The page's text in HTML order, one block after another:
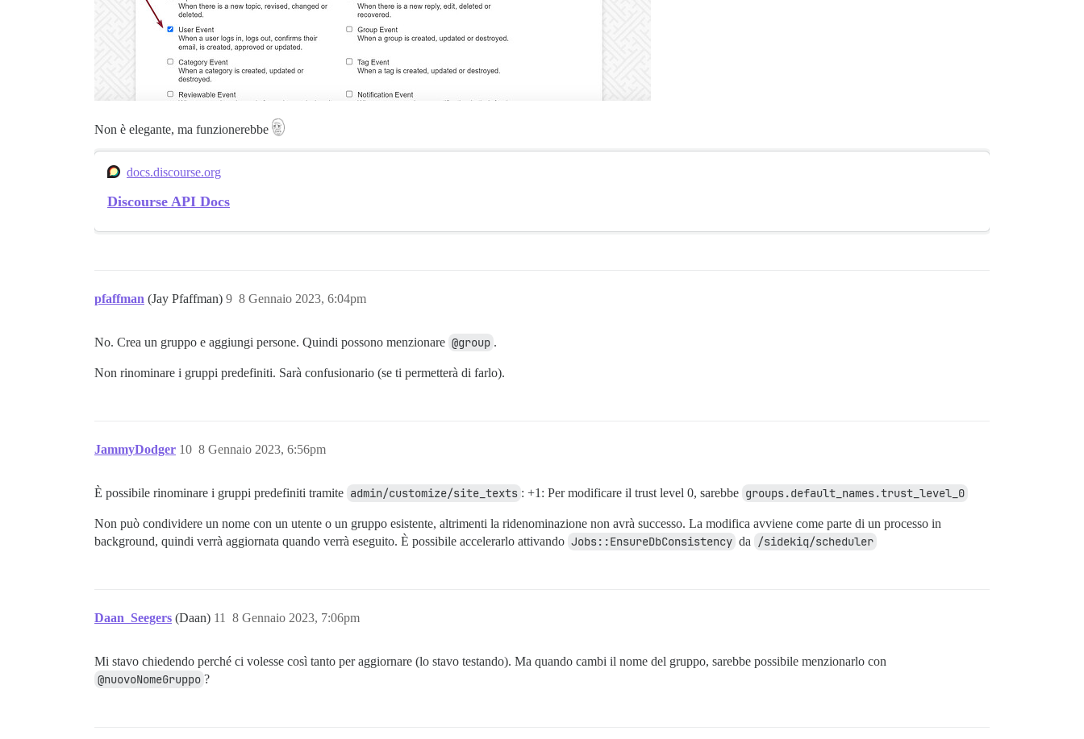
Non è elegante, ma funzionerebbe
docs.discourse.org
Discourse API Docs
pfaffman (Jay Pfaffman) 8 Gennaio 2023, 6:04pm
9
No. Crea un gruppo e aggiungi persone. Quindi possono menzionare @group .
Non rinominare i gruppi predefiniti. Sarà confusionario (se ti permetterà di farlo).
JammyDodger 8 Gennaio 2023, 6:56pm
10
È possibile rinominare i gruppi predefiniti tramite admin/customize/site_texts : +1: Per modificare il trust level 0, sarebbe groups.default_names.trust_level_0
Non può condividere un nome con un utente o un gruppo esistente, altrimenti la ridenominazione non avrà successo. La modifica avviene come parte di un processo in
background, quindi verrà aggiornata quando verrà eseguito. È possibile accelerarlo attivando Jobs::EnsureDbConsistency da /sidekiq/scheduler
Daan_Seegers (Daan) 8 Gennaio 2023, 7:06pm
11
Mi stavo chiedendo perché ci volesse così tanto per aggiornare (lo stavo testando). Ma quando cambi il nome del gruppo, sarebbe possibile menzionarlo con
@nuovoNomeGruppo ?